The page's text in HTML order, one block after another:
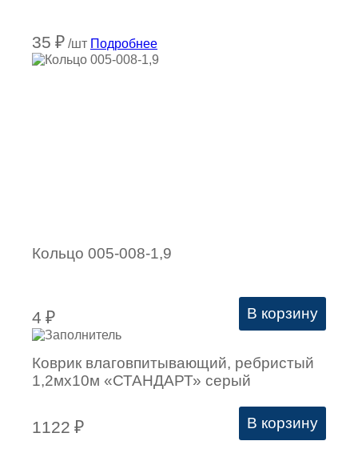
35 ₽ /шт Подробнее
Кольцо 005-008-1,9
4 ₽ В корзину
Коврик влаговпитывающий, ребристый
1,2мх10м «СТАНДАРТ» серый
1122 ₽ В корзину